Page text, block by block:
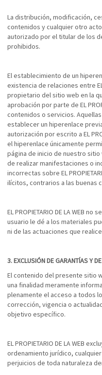
La distribución, modificación,
contenidos y cualquier otro
autorizado por el titular de los
prohibidos.
El establecimiento de un
existencia de relaciones entre EL
propietario del sitio web en la
aprobación por parte de EL
contenidos o servicios.
establecer un hiperenlace
autorización por escrito a EL
el hiperenlace únicamente
página de inicio de nuestro
de realizar manifestaciones o
incorrectas sobre EL
ilícitos, contrarios a las buenas
EL PROPIETARIO DE LA WEB
usuario le dé a los materiales
ni de las actuaciones que
3.EXCLUSIÓN DE GARANTÍAS Y
El contenido del presente sitio
una finalidad meramente
plenamente el acceso a todos
corrección, vigencia o
objetivo específico.
EL PROPIETARIO DE LA WEB
ordenamiento jurídico,
perjuicios de toda naturaleza